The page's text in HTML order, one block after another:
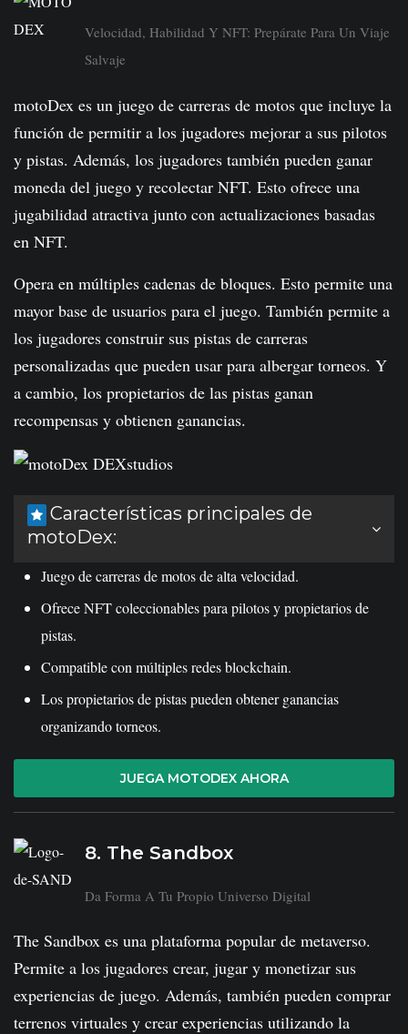
Velocidad, Habilidad Y NFT: Prepárate Para Un Viaje
Salvaje
motoDex es un juego de carreras de motos que incluye la
función de permitir a los jugadores mejorar a sus pilotos
y pistas. Además, los jugadores también pueden ganar
moneda del juego y recolectar NFT. Esto ofrece una
jugabilidad atractiva junto con actualizaciones basadas
en NFT.
Opera en múltiples cadenas de bloques. Esto permite una
mayor base de usuarios para el juego. También permite a
los jugadores construir sus pistas de carreras
personalizadas que pueden usar para albergar torneos. Y
a cambio, los propietarios de las pistas ganan
recompensas y obtienen ganancias.
Características principales de
motoDex:
Juego de carreras de motos de alta velocidad.
Ofrece NFT coleccionables para pilotos y propietarios de
pistas.
Compatible con múltiples redes blockchain.
Los propietarios de pistas pueden obtener ganancias
organizando torneos.
JUEGA MOTODEX AHORA
8. The Sandbox
Da Forma A Tu Propio Universo Digital
The Sandbox es una plataforma popular de metaverso.
Permite a los jugadores crear, jugar y monetizar sus
experiencias de juego. Además, también pueden comprar
terrenos virtuales y crear experiencias utilizando la